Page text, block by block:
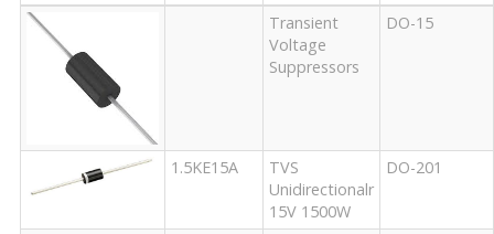
Transient
Voltage
Suppressors
DO-15
1.5KE15A
TVS
Unidirectionalr
15V 1500W
DO-201